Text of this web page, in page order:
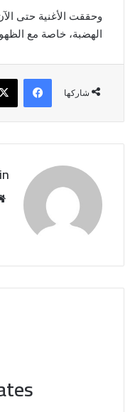
الهضبة، خاصة مع
شاركها